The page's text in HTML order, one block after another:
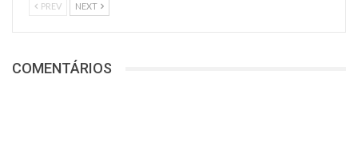
PREV NEXT
COMENTÁRIOS